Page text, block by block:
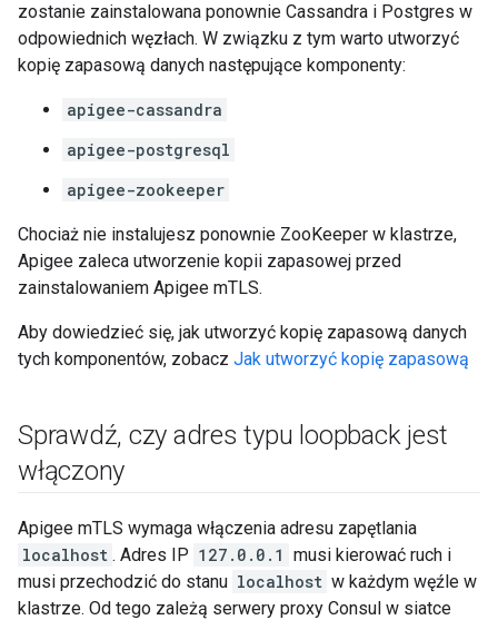
zostanie zainstalowana ponownie Cassandra i Postgres w
odpowiednich węzłach. W związku z tym warto utworzyć
kopię zapasową danych następujące komponenty:
apigee-cassandra
apigee-postgresql
apigee-zookeeper
Chociaż nie instalujesz ponownie ZooKeeper w klastrze,
Apigee zaleca utworzenie kopii zapasowej przed
zainstalowaniem Apigee mTLS.
Aby dowiedzieć się, jak utworzyć kopię zapasową danych
tych komponentów, zobacz Jak utworzyć kopię zapasową
Sprawdź, czy adres typu loopback jest
włączony
Apigee mTLS wymaga włączenia adresu zapętlania
localhost . Adres IP 127.0.0.1 musi kierować ruch i
musi przechodzić do stanu localhost w każdym węźle w
klastrze. Od tego zależą serwery proxy Consul w siatce